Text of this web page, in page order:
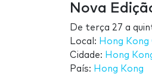
Nova
De terça 27 a
Local: Hong
Cidade: Hong
País: Hong Kong